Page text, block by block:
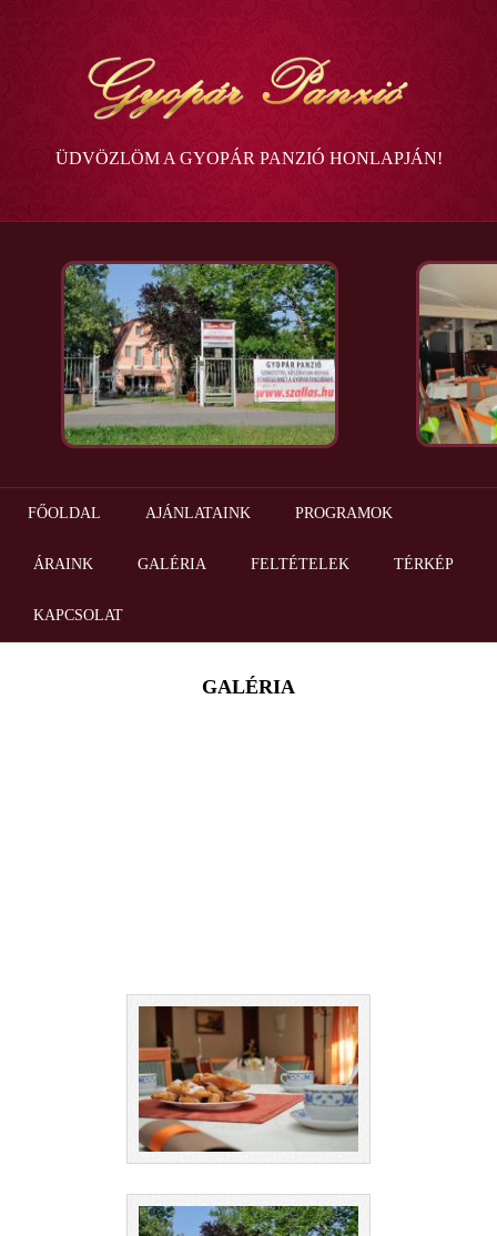
ÜDVÖZLÖM A GYOPÁR PANZIÓ HONLAPJÁN!
FŐOLDAL AJÁNLATAINK PROGRAMOK
ÁRAINK GALÉRIA FELTÉTELEK TÉRKÉP
KAPCSOLAT
GALÉRIA